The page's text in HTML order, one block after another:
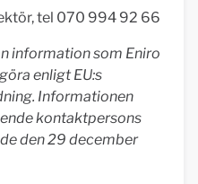
tel 070 994 92 66
information som Eniro
enligt EU:s
Informationen
kontaktpersons
den 29 december